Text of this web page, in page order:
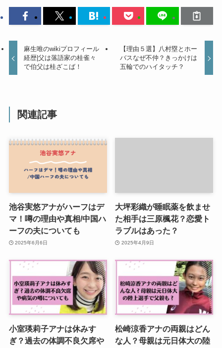
麻生唯のwikiプロフィール
経歴|父は落語家の桂雀々
で伯父は桂ざこば！
【理由５選】八村塁とホー
バスなぜ不仲？きっかけは
五輪でのハイタッチ？
関連記事
池谷実悠アナがハーフはデ
マ！噂の理由や真相/中国ハ
ーフの夫についても
2025年6月6日
大坪彩織が睡眠薬を飲ませ
た相手は三原楓花？恋愛ト
ラブルはあった？
2025年4月9日
小室瑛莉子アナは休みす
ぎ？過去の体調不良欠席や
松崎涼香アナの両親はどん
な人？母親は元日体大の陸